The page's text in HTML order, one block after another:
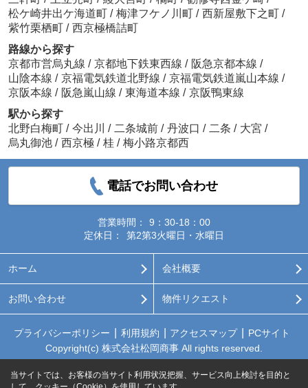
松ケ崎井出ケ海道町 / 梅津フケノ川町 / 西新屋敷下之町 /
紫竹栗栖町 / 西京極橋詰町
路線から探す
京都市営烏丸線 / 京都地下鉄東西線 / 阪急京都本線 /
山陰本線 / 京福電気鉄道北野線 / 京福電気鉄道嵐山本線 /
京阪本線 / 阪急嵐山線 / 東海道本線 / 京阪鴨東線
駅から探す
北野白梅町 / 今出川 / 二条城前 / 丹波口 / 二条 / 大宮 /
烏丸御池 / 西京極 / 桂 / 梅小路京都西
電話でお問い合わせ
営業時間：
9：30-18：00
定休日：
第2第3火曜日・水曜日
ホーム 会社概要
お問い合わせ 物件リクエスト
プライバシーポリシー 利用規約 アクセスマップ
PCサイト
Copyright(c) 株式会社松岡商事 All rights reserved.
当サイトでは、お客様の当サイト利用状況把握、サービス向上検討を目的と